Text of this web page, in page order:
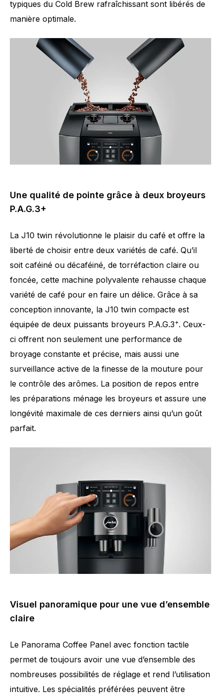
Nombre de spécialités
typiques du Cold Brew rafraîchissant sont libérés de
manière optimale.
Une qualité de pointe grâce à deux broyeurs
P.A.G.3+
La J10 twin révolutionne le plaisir du café et offre la
liberté de choisir entre deux variétés de café. Qu’il
soit caféiné ou décaféiné, de torréfaction claire ou
foncée, cette machine polyvalente rehausse chaque
variété de café pour en faire un délice. Grâce à sa
conception innovante, la J10 twin compacte est
équipée de deux puissants broyeurs P.A.G.3+. Ceux-
ci offrent non seulement une performance de
broyage constante et précise, mais aussi une
surveillance active de la finesse de la mouture pour
le contrôle des arômes. La position de repos entre
les préparations ménage les broyeurs et assure une
longévité maximale de ces derniers ainsi qu’un goût
parfait.
Visuel panoramique pour une vue d’ensemble
claire
Le Panorama Coffee Panel avec fonction tactile
permet de toujours avoir une vue d’ensemble des
nombreuses possibilités de réglage et rend l’utilisation
intuitive. Les spécialités préférées peuvent être